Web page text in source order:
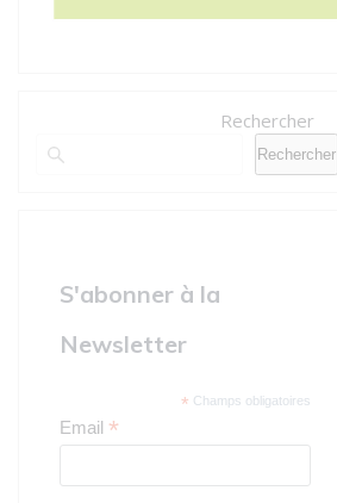
Rechercher
Rechercher
S'abonner à la
Newsletter
* Champs obligatoires
Email *